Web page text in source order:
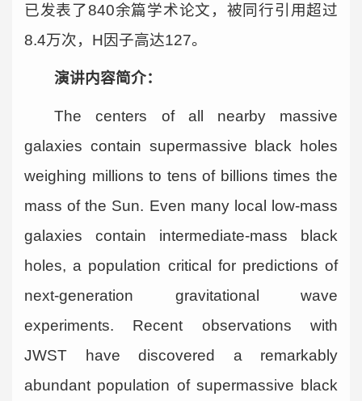
已发表了840余篇学术论文，被同行引用超过
8.4万次，H因子高达127。
演讲内容简介：
The centers of all nearby massive
galaxies contain supermassive black holes
weighing millions to tens of billions times the
mass of the Sun. Even many local low-mass
galaxies contain intermediate-mass black
holes, a population critical for predictions of
next-generation gravitational wave
experiments. Recent observations with
JWST have discovered a remarkably
abundant population of supermassive black